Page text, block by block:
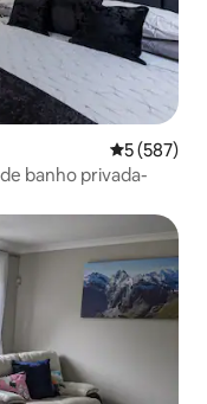
5 de uma
5 (587)
banho privada-